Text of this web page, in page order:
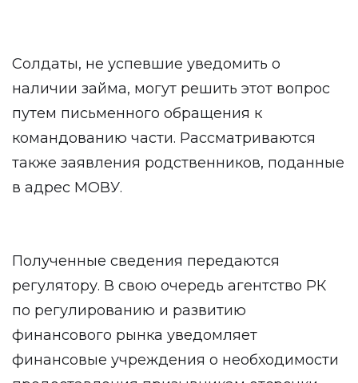
Солдаты, не успевшие уведомить о
наличии займа, могут решить этот вопрос
путем письменного обращения к
командованию части. Рассматриваются
также заявления родственников, поданные
в адрес МОВУ.
Полученные сведения передаются
регулятору. В свою очередь агентство РК
по регулированию и развитию
финансового рынка уведомляет
финансовые учреждения о необходимости